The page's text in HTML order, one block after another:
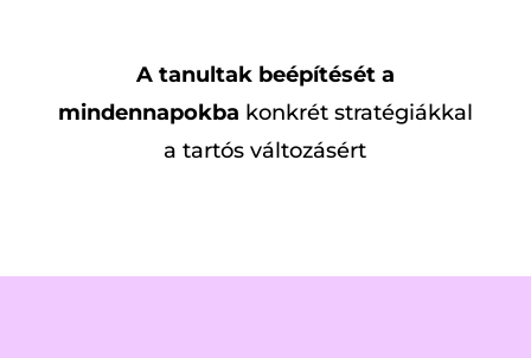
A tanultak beépítését a
mindennapokba konkrét stratégiákkal
a tartós változásért